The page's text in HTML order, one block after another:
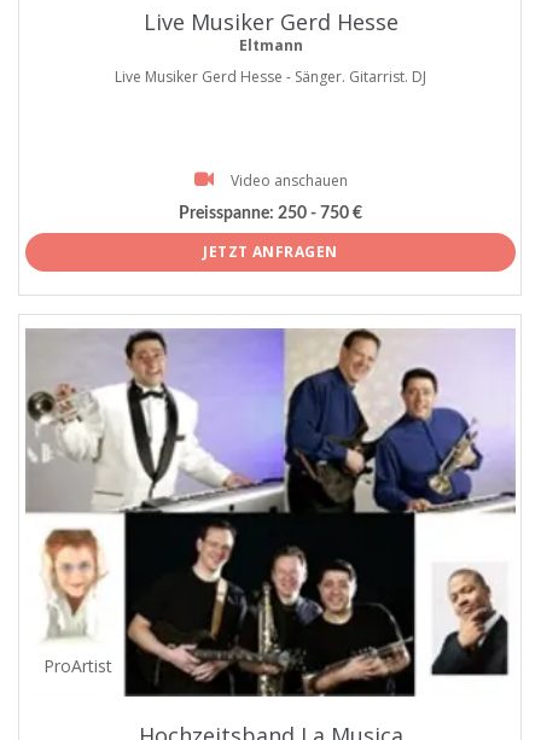
Live Musiker Gerd Hesse
Eltmann
Live Musiker Gerd Hesse - Sänger. Gitarrist. DJ
Video anschauen
Preisspanne: 250 - 750 €
JETZT ANFRAGEN
ProArtist